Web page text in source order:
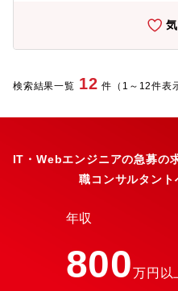
高く感じるかもしれませんがご
をしたい”という方はぜひご応募
検索結果一覧 12 件（1～12件表
IT・Webエンジニアの急募の
職コンサルタント
年収
800万円以